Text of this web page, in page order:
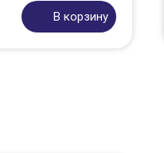
В корзину